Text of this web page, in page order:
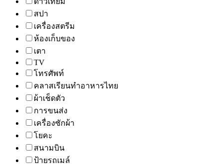
สปา
เครื่องสตรีม
ห้องเก็บของ
เตา
TV
โทรศัพท์
คลาสเรียนทำอาหารไทย
ผ้าเช็ดตัว
การขนส่ง
เครื่องซักผ้า
โยคะ
สนามบิน
ป้ายรถเมล์